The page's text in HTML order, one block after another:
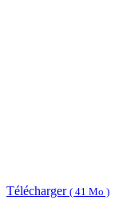
Télécharger ( 41 Mo )